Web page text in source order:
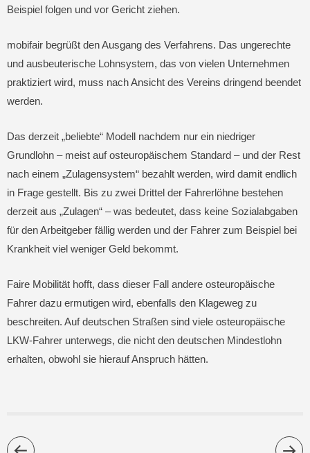
Beispiel folgen und vor Gericht ziehen.
mobifair begrüßt den Ausgang des Verfahrens. Das ungerechte
und ausbeuterische Lohnsystem, das von vielen Unternehmen
praktiziert wird, muss nach Ansicht des Vereins dringend beendet
werden.
Das derzeit „beliebte“ Modell nachdem nur ein niedriger
Grundlohn – meist auf osteuropäischem Standard – und der Rest
nach einem „Zulagensystem“ bezahlt werden, wird damit endlich
in Frage gestellt. Bis zu zwei Drittel der Fahrerlöhne bestehen
derzeit aus „Zulagen“ – was bedeutet, dass keine Sozialabgaben
für den Arbeitgeber fällig werden und der Fahrer zum Beispiel bei
Krankheit viel weniger Geld bekommt.
Faire Mobilität hofft, dass dieser Fall andere osteuropäische
Fahrer dazu ermutigen wird, ebenfalls den Klageweg zu
beschreiten. Auf deutschen Straßen sind viele osteuropäische
LKW-Fahrer unterwegs, die nicht den deutschen Mindestlohn
erhalten, obwohl sie hierauf Anspruch hätten.